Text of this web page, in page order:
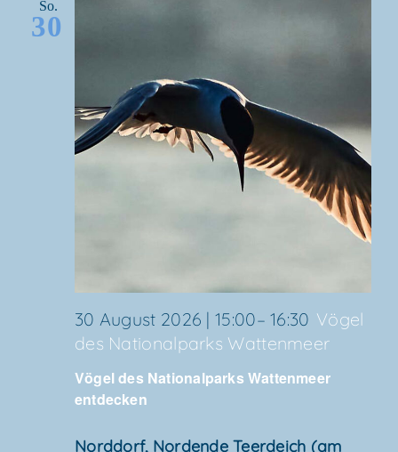
So.
30
Vögel des Natio­nal­parks Wat­ten­meer
entdecken
30 August 2026 | 15:00–16:30 Vögel
des Natio­nal­parks Wattenmeer
Nord­dorf, Nor­den­de Teer­deich (am